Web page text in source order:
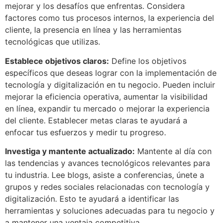
mejorar y los desafíos que enfrentas. Considera
factores como tus procesos internos, la experiencia del
cliente, la presencia en línea y las herramientas
tecnológicas que utilizas.
Establece objetivos claros: Define los objetivos
específicos que deseas lograr con la implementación de
tecnología y digitalización en tu negocio. Pueden incluir
mejorar la eficiencia operativa, aumentar la visibilidad
en línea, expandir tu mercado o mejorar la experiencia
del cliente. Establecer metas claras te ayudará a
enfocar tus esfuerzos y medir tu progreso.
Investiga y mantente actualizado: Mantente al día con
las tendencias y avances tecnológicos relevantes para
tu industria. Lee blogs, asiste a conferencias, únete a
grupos y redes sociales relacionadas con tecnología y
digitalización. Esto te ayudará a identificar las
herramientas y soluciones adecuadas para tu negocio y